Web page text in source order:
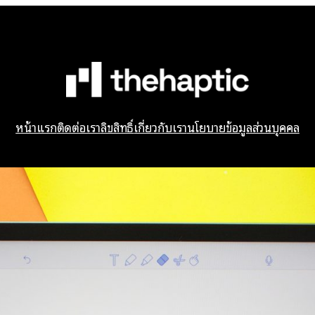
หน้าแรกติดต่อเราลิขสิทธิ์เกี่ยวกับเรานโยบายข้อมูลส่วนบุคคล